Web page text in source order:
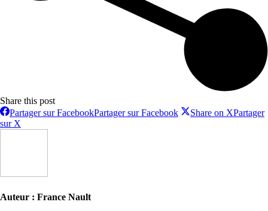
Share this post
Partager sur FacebookPartager sur Facebook Share on XPartager
sur X
Auteur : France Nault